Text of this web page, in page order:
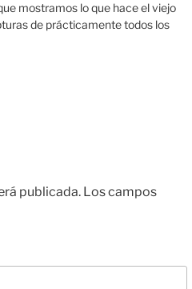
mostramos lo que hace el viejo
de prácticamente todos los
publicada. Los campos